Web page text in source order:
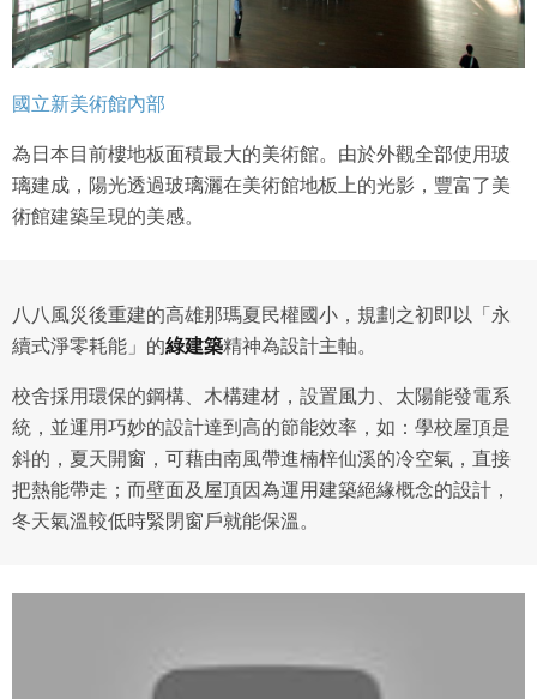
國立新美術館內部
為日本目前樓地板面積最大的美術館。由於外觀全部使用玻
璃建成，陽光透過玻璃灑在美術館地板上的光影，豐富了美
術館建築呈現的美感。
八八風災後重建的高雄那瑪夏民權國小，規劃之初即以「永
續式淨零耗能」的綠建築精神為設計主軸。
校舍採用環保的鋼構、木構建材，設置風力、太陽能發電系
統，並運用巧妙的設計達到高的節能效率，如：學校屋頂是
斜的，夏天開窗，可藉由南風帶進楠梓仙溪的冷空氣，直接
把熱能帶走；而壁面及屋頂因為運用建築絕緣概念的設計，
冬天氣溫較低時緊閉窗戶就能保溫。